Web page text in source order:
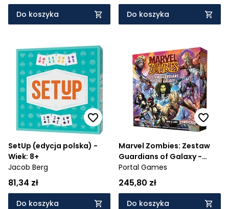
Do koszyka Do koszyka
SetUp (edycja polska) -
Wiek: 8+
Jacob Berg
81,34 zł
Do koszyka
Marvel Zombies: Zestaw
Guardians of Galaxy -
Wiek: 14+
Portal Games
245,80 zł
Do koszyka